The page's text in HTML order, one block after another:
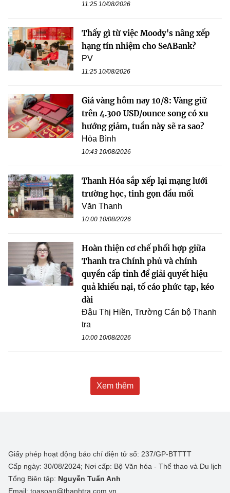
11:25 10/08/2026
Thấy gì từ việc Moody's nâng xếp
hạng tín nhiệm cho SeABank?
PV
11:25 10/08/2026
Giá vàng hôm nay 10/8: Vàng giữ
trên 4.300 USD/ounce song có xu
hướng giảm, tuần này sẽ ra sao?
Hòa Bình
10:43 10/08/2026
Thanh Hóa sắp xếp lại mạng lưới
trường học, tinh gọn đầu mối
Văn Thanh
10:00 10/08/2026
Hoàn thiện cơ chế phối hợp giữa
Thanh tra Chính phủ và chính
quyền cấp tỉnh để giải quyết hiệu
quả khiếu nại, tố cáo phức tạp, kéo
dài
Đậu Thị Hiền, Trường Cán bộ Thanh
tra
10:00 10/08/2026
Xem thêm
Giấy phép hoạt động báo chí điện tử số: 237/GP-BTTTT
Cấp ngày: 30/08/2024; Nơi cấp: Bộ Văn hóa - Thể thao và Du lịch
Tổng Biên tập: Nguyễn Tuấn Anh
Email: toasoan@thanhtra.com.vn